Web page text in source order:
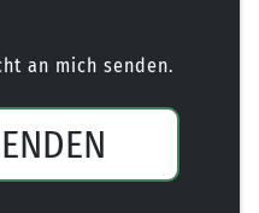
an mich senden.